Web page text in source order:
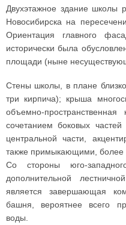
Двухэтажное здание школы
Новосибирска на
Ориентация главного
исторически была
площади (ныне
Стены школы, в плане
три кирпича); крыша
объемно-
сочетанием боковых
центральной части,
также примыкающими,
Со стороны юго-
дополнительной
является завершающая
башня, вероятнее всего
воды.